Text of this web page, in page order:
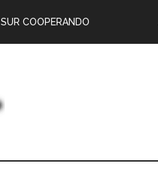
SUR COOPERANDO